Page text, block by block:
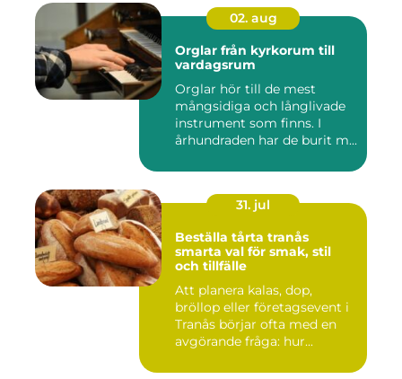
02. aug
Orglar från kyrkorum till
vardagsrum
Orglar hör till de mest
mångsidiga och långlivade
instrument som finns. I
århundraden har de burit m...
31. jul
Beställa tårta tranås
smarta val för smak, stil
och tillfälle
Att planera kalas, dop,
bröllop eller företagsevent i
Tranås börjar ofta med en
avgörande fråga: hur...